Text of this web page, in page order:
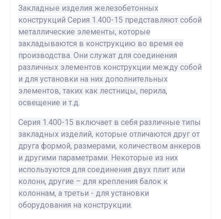
Закладные изделия железобетонных
конструкций Серия 1.400-15 представляют собой
металлические элементы, которые
закладываются в конструкцию во время ее
производства. Они служат для соединения
различных элементов конструкции между собой
и для установки на них дополнительных
элементов, таких как лестницы, перила,
освещение и т.д.
Серия 1.400-15 включает в себя различные типы
закладных изделий, которые отличаются друг от
друга формой, размерами, количеством анкеров
и другими параметрами. Некоторые из них
используются для соединения двух плит или
колонн, другие – для крепления балок к
колоннам, а третьи - для установки
оборудования на конструкции.